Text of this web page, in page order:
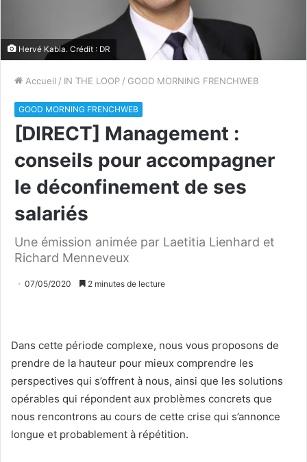
Hervé Kabla. Crédit : DR
Accueil / IN THE LOOP / GOOD MORNING FRENCHWEB
GOOD MORNING FRENCHWEB
[DIRECT] Management :
conseils pour accompagner
le déconfinement de ses
salariés
Une émission animée par Laetitia Lienhard et
Richard Menneveux
07/05/2020 2 minutes de lecture
Dans cette période complexe, nous vous proposons de
prendre de la hauteur pour mieux comprendre les
perspectives qui s’offrent à nous, ainsi que les solutions
opérables qui répondent aux problèmes concrets que
nous rencontrons au cours de cette crise qui s’annonce
longue et probablement à répétition.